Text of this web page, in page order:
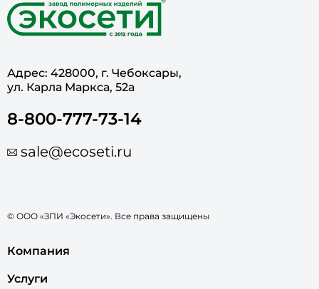
Адрес: 428000, г. Чебоксары,
ул. Карла Маркса, 52а
8-800-777-73-14
sale@ecoseti.ru
© ООО «ЗПИ «Экосети». Все права защищены
Компания
Услуги